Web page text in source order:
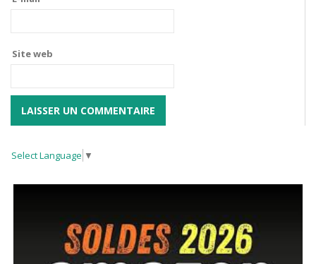
Site web
Select Language ▼